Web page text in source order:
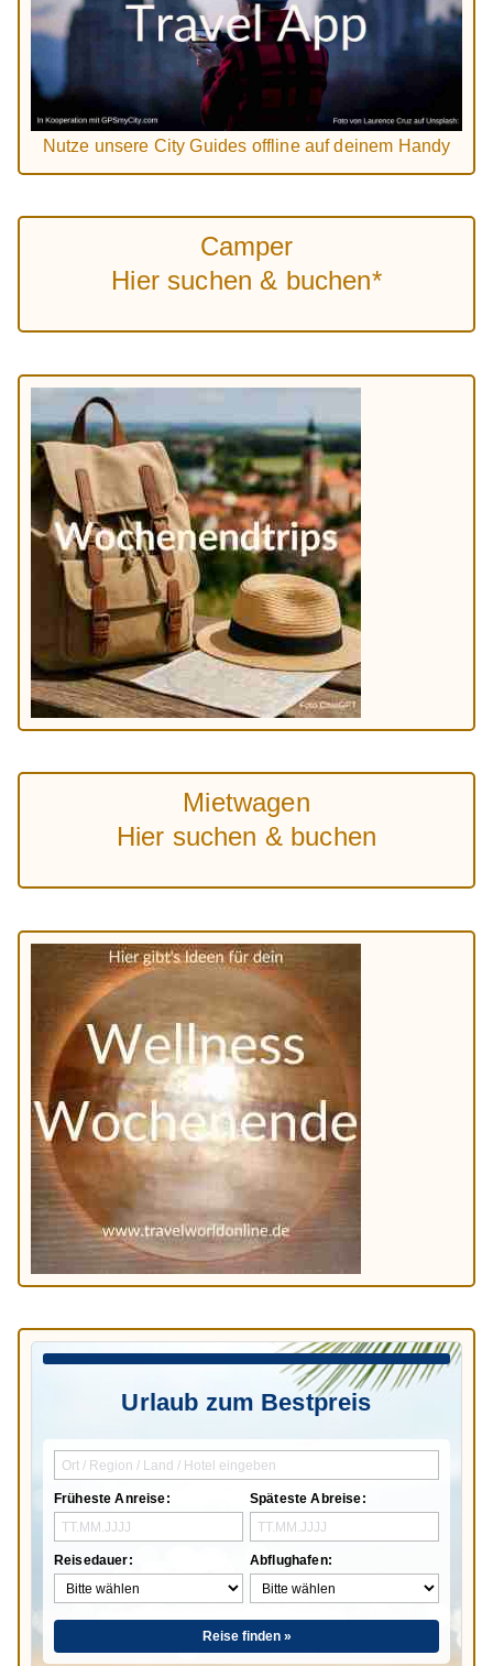
Nutze unsere City Guides offline auf deinem Handy
Camper
Hier suchen & buchen*
Mietwagen
Hier suchen & buchen
Urlaub zum Bestpreis
Früheste Anreise:
Reisedauer:
Späteste Abreise:
Abflughafen:
Reise finden »